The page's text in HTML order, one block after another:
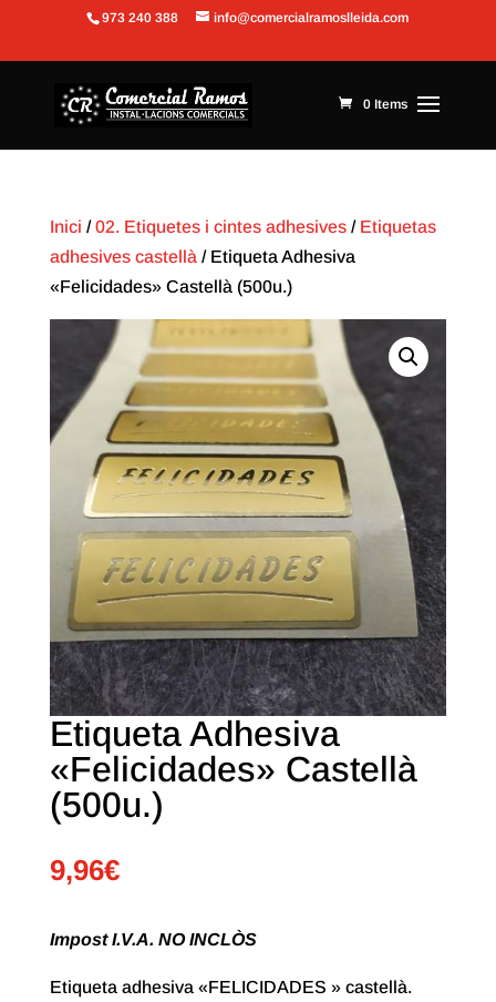
Obre la barra d'eines
973 240 388 info@comercialramoslleida.com
0 Items
Inici /02. Etiquetes i cintes adhesives/ Etiquetas
adhesives castellà / Etiqueta Adhesiva
«Felicidades» Castellà (500u.)
Etiqueta Adhesiva
«Felicidades» Castellà
(500u.)
9,96€
Impost I.V.A. NO INCLÒS
Etiqueta adhesiva «FELICIDADES » castellà.